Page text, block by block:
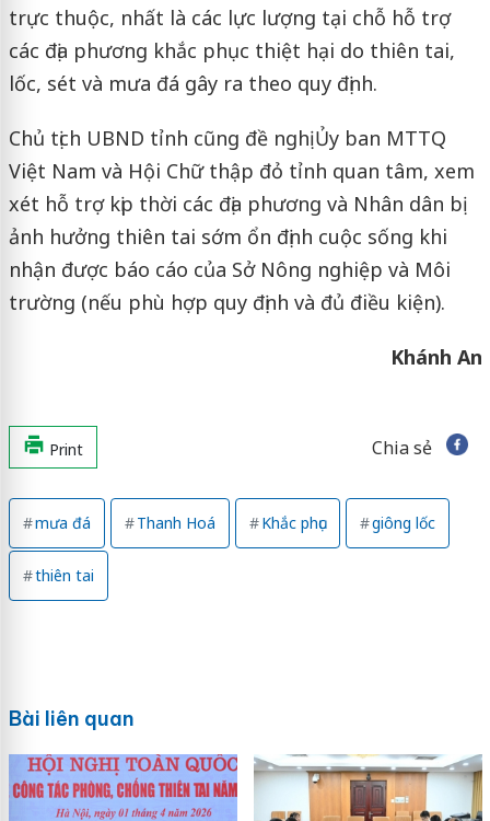
trực thuộc, nhất là các lực lượng tại chỗ hỗ trợ
các địa phương khắc phục thiệt hại do thiên tai,
lốc, sét và mưa đá gây ra theo quy định.
Chủ tịch UBND tỉnh cũng đề nghị Ủy ban MTTQ
Việt Nam và Hội Chữ thập đỏ tỉnh quan tâm, xem
xét hỗ trợ kịp thời các địa phương và Nhân dân bị
ảnh hưởng thiên tai sớm ổn định cuộc sống khi
nhận được báo cáo của Sở Nông nghiệp và Môi
trường (nếu phù hợp quy định và đủ điều kiện).
Khánh An
Print Chia sẻ
mưa đá Thanh Hoá Khắc phục giông lốc
thiên tai
Bài liên quan